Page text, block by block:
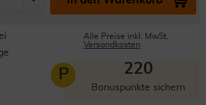
Alle Preise inkl. MwSt.
Versandkosten
P 220
Bonuspunkte sichern